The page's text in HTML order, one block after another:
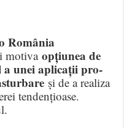
România
motivaopțiunea de
unei aplicații pro-
și de a realiza
tendențioase.